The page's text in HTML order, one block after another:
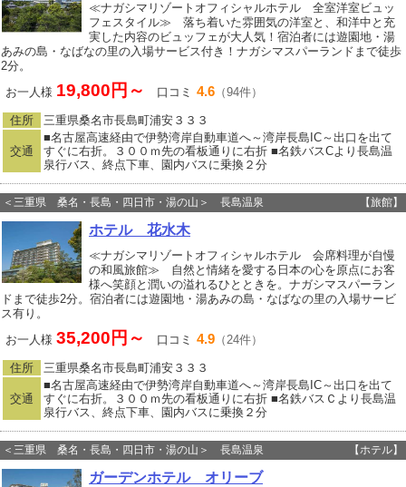
≪ナガシマリゾートオフィシャルホテル 全室洋室ビュッ
フェスタイル≫ 落ち着いた雰囲気の洋室と、和洋中と充
実した内容のビュッフェが大人気！宿泊者には遊園地・湯
あみの島・なばなの里の入場サービス付き！ナガシマスパーランドまで徒歩
2分。
お一人様 19,800円～ 口コミ 4.6 （94件）
住所 三重県桑名市長島町浦安３３３
交通
■名古屋高速経由で伊勢湾岸自動車道へ～湾岸長島IC～出口を出て
すぐに右折。３００ｍ先の看板通りに右折 ■名鉄バスCより長島温
泉行バス、終点下車、園内バスに乗換２分
＜三重県 桑名・長島・四日市・湯の山＞ 長島温泉 【旅館】
ホテル 花水木
≪ナガシマリゾートオフィシャルホテル 会席料理が自慢
の和風旅館≫ 自然と情緒を愛する日本の心を原点にお客
様へ笑顔と潤いの溢れるひとときを。ナガシマスパーラン
ドまで徒歩2分。宿泊者には遊園地・湯あみの島・なばなの里の入場サービ
ス有り。
お一人様 35,200円～ 口コミ 4.9 （24件）
住所 三重県桑名市長島町浦安３３３
交通
■名古屋高速経由で伊勢湾岸自動車道へ～湾岸長島IC～出口を出て
すぐに右折。３００ｍ先の看板通りに右折 ■名鉄バスＣより長島温
泉行バス、終点下車、園内バスに乗換２分
＜三重県 桑名・長島・四日市・湯の山＞ 長島温泉 【ホテル】
ガーデンホテル オリーブ